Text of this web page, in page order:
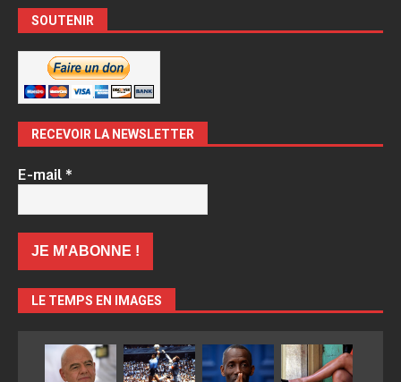
SOUTENIR
RECEVOIR LA NEWSLETTER
E-mail*
LE TEMPS EN IMAGES